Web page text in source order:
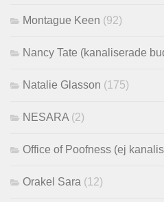
Montague Keen (92)
Nancy Tate (kanaliserade
Natalie Glasson (175)
NESARA (2)
Office of Poofness (ej
Orakel Sara (12)